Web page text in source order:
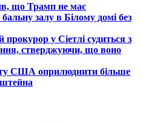
що Трамп не має
залу в Білому домі без
у Сіетлі судиться з
стверджуючи, що воно
США оприлюднити більше